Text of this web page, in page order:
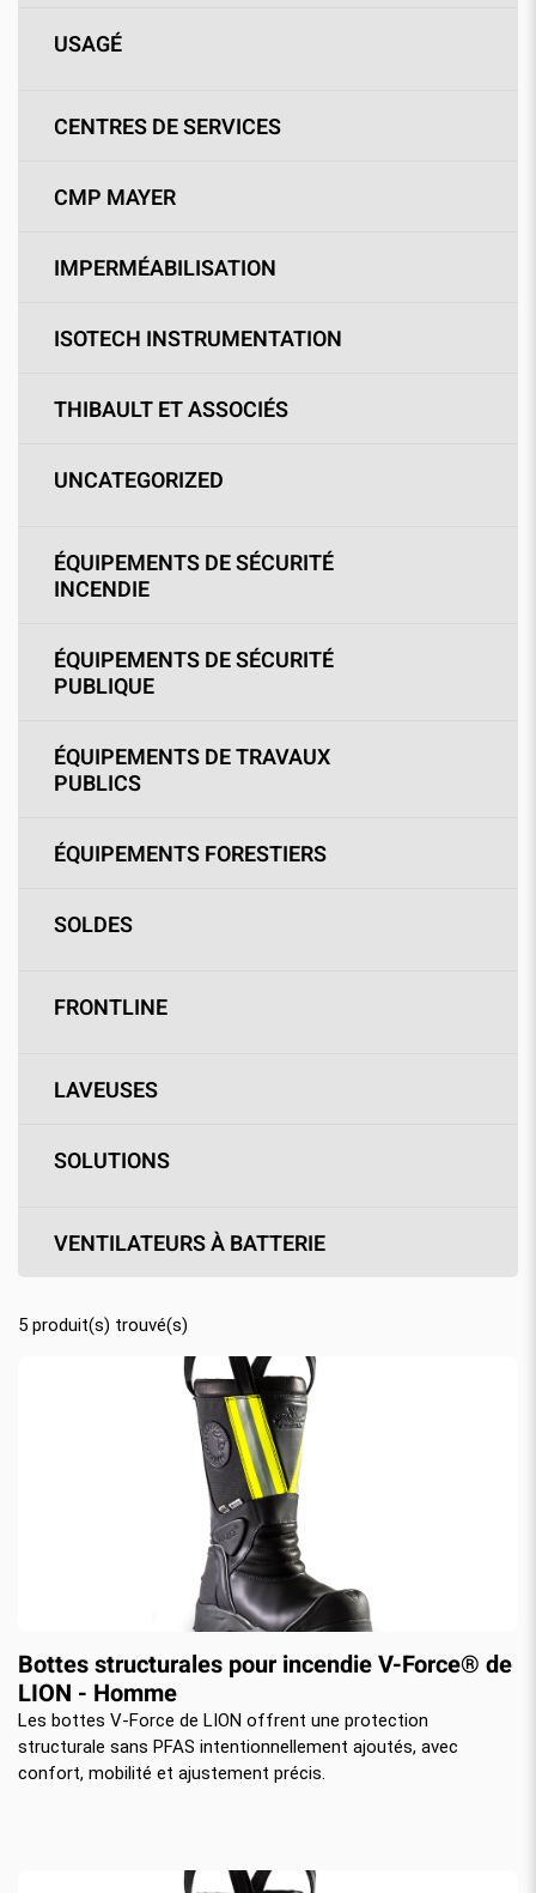
USAGÉ
CENTRES DE SERVICES
CMP MAYER
IMPERMÉABILISATION
ISOTECH INSTRUMENTATION
THIBAULT ET ASSOCIÉS
UNCATEGORIZED
ÉQUIPEMENTS DE SÉCURITÉ
INCENDIE
ÉQUIPEMENTS DE SÉCURITÉ
PUBLIQUE
ÉQUIPEMENTS DE TRAVAUX
PUBLICS
ÉQUIPEMENTS FORESTIERS
SOLDES
FRONTLINE
LAVEUSES
SOLUTIONS
VENTILATEURS À BATTERIE
5 produit(s) trouvé(s)
Bottes structurales pour incendie V-Force® de
LION - Homme
Les bottes V-Force de LION offrent une protection
structurale sans PFAS intentionnellement ajoutés, avec
confort, mobilité et ajustement précis.